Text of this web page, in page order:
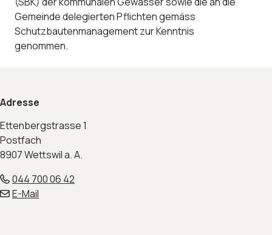
Gemeinde delegierten Pflichten gemäss
Schutzbautenmanagement zur Kenntnis
genommen.
Adresse
Ettenbergstrasse 1
Postfach
8907 Wettswil a. A.
044 700 06 42
E-Mail